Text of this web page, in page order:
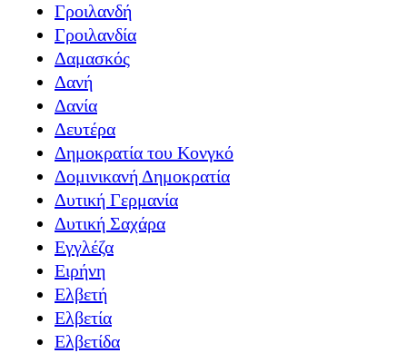
Γροιλανδή
Γροιλανδία
Δαμασκός
Δανή
Δανία
Δευτέρα
Δημοκρατία του Κονγκό
Δομινικανή Δημοκρατία
Δυτική Γερμανία
Δυτική Σαχάρα
Εγγλέζα
Ειρήνη
Ελβετή
Ελβετία
Ελβετίδα